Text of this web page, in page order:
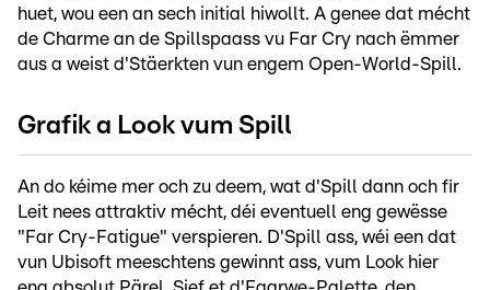
huet, wou een an sech initial hiwollt. A genee dat mécht
de Charme an de Spillspaass vu Far Cry nach ëmmer
aus a weist d'Stäerkten vun engem Open-World-Spill.
Grafik a Look vum Spill
An do kéime mer och zu deem, wat d'Spill dann och fir
Leit nees attraktiv mécht, déi eventuell eng gewësse
"Far Cry-Fatigue" verspieren. D'Spill ass, wéi een dat
vun Ubisoft meeschtens gewinnt ass, vum Look hier